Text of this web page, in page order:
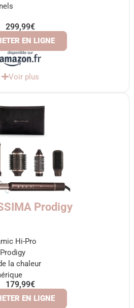
299,99€
EN LIGNE
Voir plus
Prodigy
Hi-Pro
la chaleur
179,99€
EN LIGNE